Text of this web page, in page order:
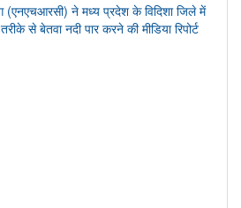
(एनएचआरसी) ने मध्य प्रदेश के विदिशा जिले में
से बेतवा नदी पार करने की मीडिया रिपोर्ट